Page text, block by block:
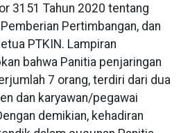
3151 Tahun 2020 tentang
Pertimbangan, dan
PTKIN. Lampiran
bahwa Panitia penjaringan
7 orang, terdiri dari dua
dan karyawan/pegawai
demikian, kehadiran